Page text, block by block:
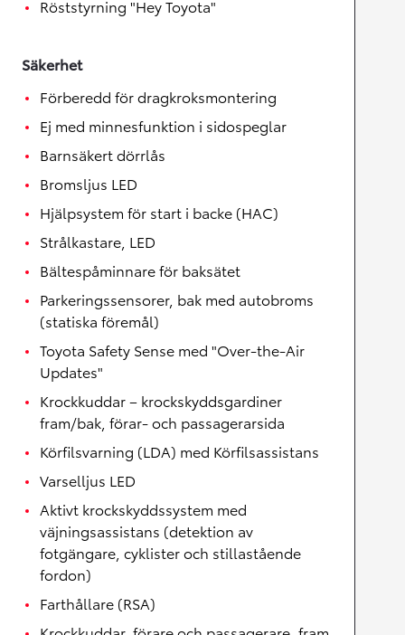
Röststyrning "Hey Toyota"
Säkerhet
Förberedd för dragkroksmontering
Ej med minnesfunktion i sidospeglar
Barnsäkert dörrlås
Bromsljus LED
Hjälpsystem för start i backe (HAC)
Strålkastare, LED
Bältespåminnare för baksätet
Parkeringssensorer, bak med autobroms
(statiska föremål)
Toyota Safety Sense med "Over-the-Air
Updates"
Krockkuddar – krockskyddsgardiner
fram/bak, förar- och passagerarsida
Körfilsvarning (LDA) med Körfilsassistans
Varselljus LED
Aktivt krockskyddssystem med
väjningsassistans (detektion av
fotgängare, cyklister och stillastående
fordon)
Farthållare (RSA)